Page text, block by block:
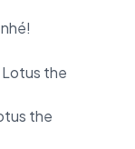
the